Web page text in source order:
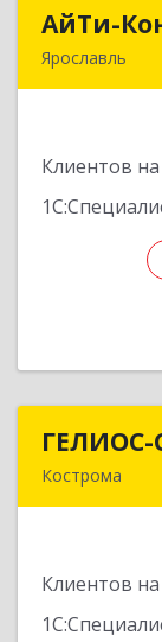
АйТи-
Ярославль
Клиентов
ГЕЛИОС-
Кострома
Клиентов